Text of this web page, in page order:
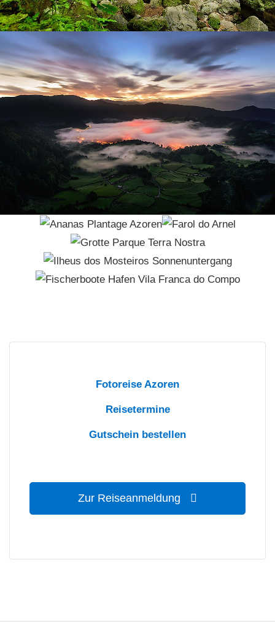
Fotoreise Azoren
Reisetermine
Gutschein bestellen
Zur Reiseanmeldung